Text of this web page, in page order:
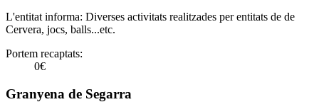
L'entitat informa: Diverses activitats realitzades per entitats de de
Cervera, jocs, balls...etc.
Portem recaptats:
0€
Granyena de Segarra